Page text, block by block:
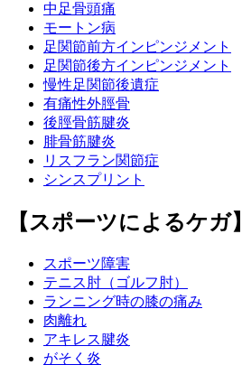
中足骨頭痛
モートン病
足関節前方インピンジメント
足関節後方インピンジメント
慢性足関節後遺症
有痛性外脛骨
後脛骨筋腱炎
腓骨筋腱炎
リスフラン関節症
シンスプリント
【スポーツによるケガ】
スポーツ障害
テニス肘（ゴルフ肘）
ランニング時の膝の痛み
肉離れ
アキレス腱炎
がそく炎